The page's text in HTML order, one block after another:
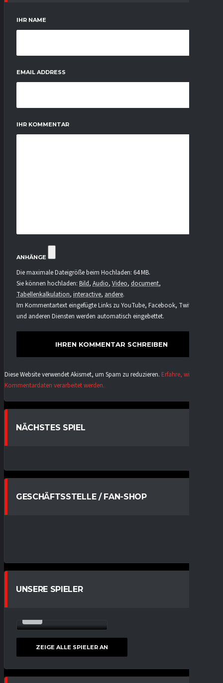
IHR NAME
EMAIL ADDRESS
IHR KOMMENTAR
ANHÄNGE
Die maximale Dateigröße beim Hochladen: 64 MB.
Sie können hochladen: Bild, Audio, Video, document,
Tabellenkalkulation, interactive, andere.
Im Kommentartext eingefügte Links zu YouTube, Facebook, Twitter
und anderen Diensten werden automatisch eingebettet.
Diese Website verwendet Akismet, um Spam zu reduzieren. Erfahre, wie deine
Kommentardaten verarbeitet werden.
NÄCHSTES SPIEL
GESCHÄFTSSTELLE / FAN-SHOP
UNSERE SPIELER
ZEIGE ALLE SPIELER AN